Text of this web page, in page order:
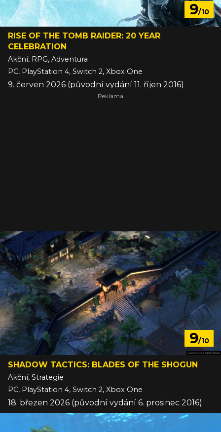
9/10
RISE OF THE TOMB RAIDER: 20 YEAR
CELEBRATION
Akční, RPG, Adventura
PC, PlayStation 4, Switch 2, Xbox One
9. červen 2026 (původní vydání 11. říjen 2016)
9/10
SHADOW TACTICS: BLADES OF THE SHOGUN
Akční, Strategie
PC, PlayStation 4, Switch 2, Xbox One
18. březen 2026 (původní vydání 6. prosinec 2016)